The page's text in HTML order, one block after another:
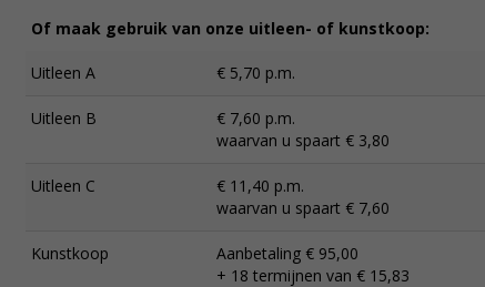
Of maak gebruik van onze uitleen- of kunstkoop:
Uitleen A € 5,70 p.m.
Uitleen B
€ 7,60 p.m.
waarvan u spaart € 3,80
Uitleen C
€ 11,40 p.m.
waarvan u spaart € 7,60
Kunstkoop
Aanbetaling € 95,00
+ 18 termijnen van € 15,83